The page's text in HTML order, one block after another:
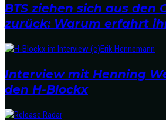
BTS ziehen sich aus den
zurück: Warum erfahrt
Interview mit Henning
den H-Blockx